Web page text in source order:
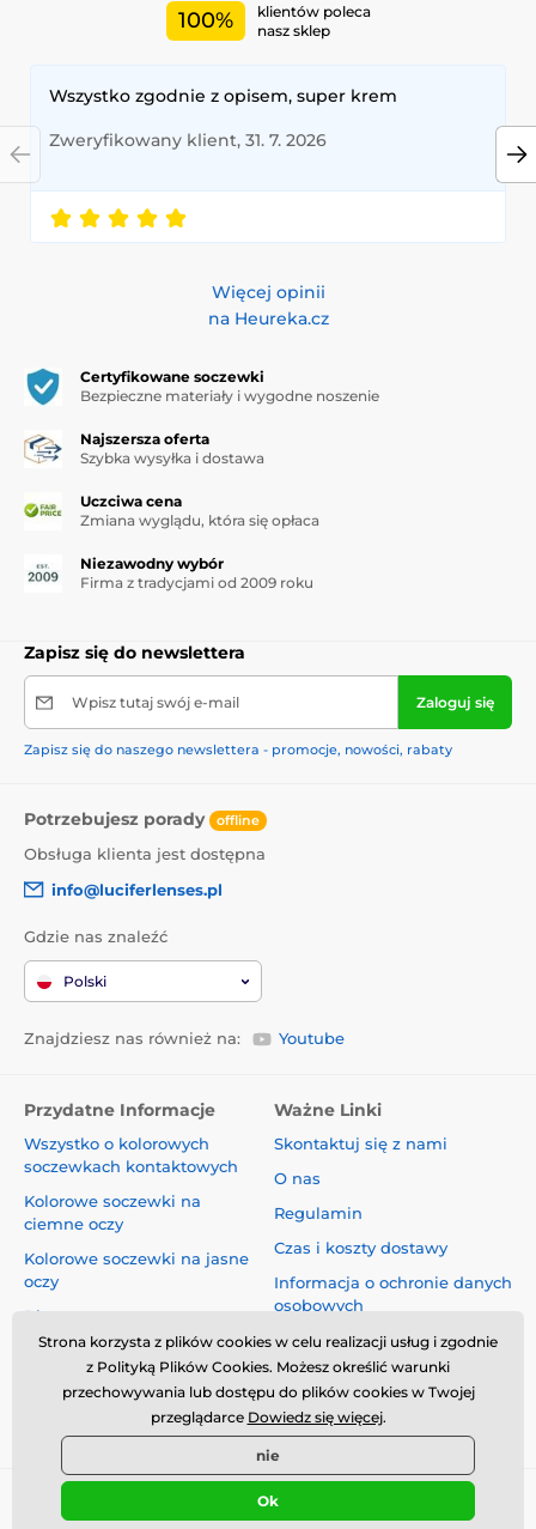
100%
klientów poleca
nasz sklep
Wszystko zgodnie z opisem, super krem
Zweryfikowany klient, 31. 7. 2026
Więcej opinii
na Heureka.cz
Certyfikowane soczewki
Bezpieczne materiały i wygodne noszenie
Najszersza oferta
Szybka wysyłka i dostawa
Uczciwa cena
Zmiana wyglądu, która się opłaca
Niezawodny wybór
Firma z tradycjami od 2009 roku
Zapisz się do newslettera
Wpisz tutaj swój e-mail Zaloguj się
Zapisz się do naszego newslettera - promocje, nowości, rabaty
Potrzebujesz porady offline
Obsługa klienta jest dostępna
info@luciferlenses.pl
Gdzie nas znaleźć
Polski
Znajdziesz nas również na: Youtube
Przydatne Informacje
Wszystko o kolorowych
soczewkach kontaktowych
Kolorowe soczewki na
ciemne oczy
Kolorowe soczewki na jasne
oczy
Blog
Ważne Linki
Skontaktuj się z nami
O nas
Regulamin
Czas i koszty dostawy
Informacja o ochronie danych
osobowych
Reklamacje i Odstąpienie od
Umowy
Bezpieczeństwo i jakość bez
kompromisów
© 2026 www.luciferlenses.pl ⦁ Utworzono e-sklep
Strona korzysta z plików cookies w celu realizacji usług i zgodnie
z Polityką Plików Cookies. Możesz określić warunki
przechowywania lub dostępu do plików cookies w Twojej
przeglądarce Dowiedz się więcej.
nie
Ok